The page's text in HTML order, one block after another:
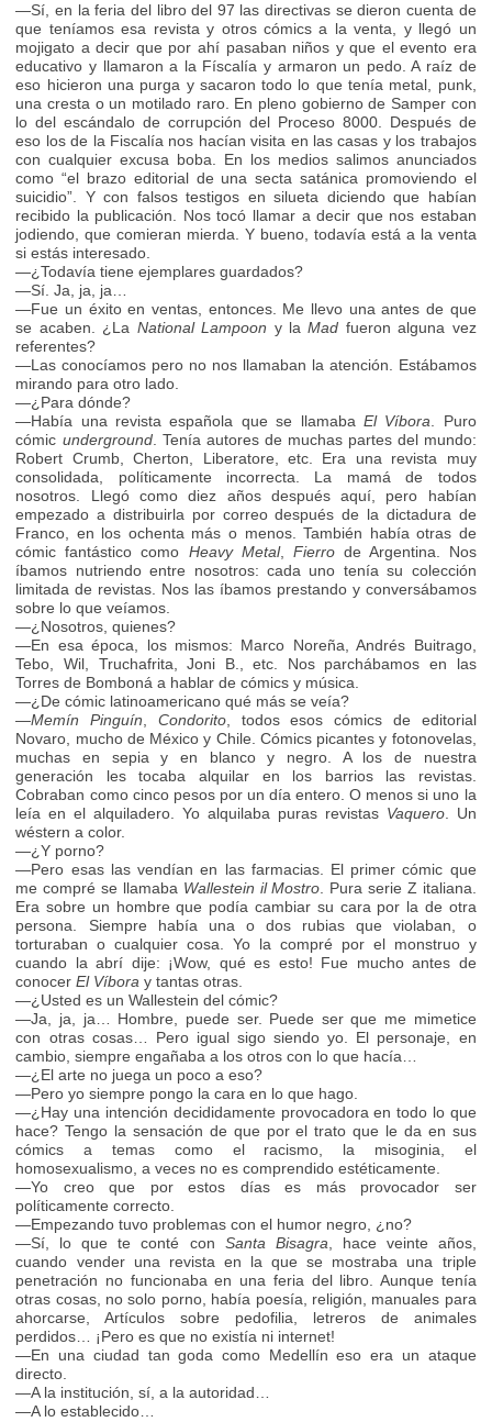
—Sí, en la feria del libro del 97 las directivas se dieron cuenta de
que teníamos esa revista y otros cómics a la venta, y llegó un
mojigato a decir que por ahí pasaban niños y que el evento era
educativo y llamaron a la Físcalía y armaron un pedo. A raíz de
eso hicieron una purga y sacaron todo lo que tenía metal, punk,
una cresta o un motilado raro. En pleno gobierno de Samper con
lo del escándalo de corrupción del Proceso 8000. Después de
eso los de la Fiscalía nos hacían visita en las casas y los trabajos
con cualquier excusa boba. En los medios salimos anunciados
como “el brazo editorial de una secta satánica promoviendo el
suicidio”. Y con falsos testigos en silueta diciendo que habían
recibido la publicación. Nos tocó llamar a decir que nos estaban
jodiendo, que comieran mierda. Y bueno, todavía está a la venta
si estás interesado.
—¿Todavía tiene ejemplares guardados?
—Sí. Ja, ja, ja…
—Fue un éxito en ventas, entonces. Me llevo una antes de que
se acaben. ¿La National Lampoon y laMad fueron alguna vez
referentes?
—Las conocíamos pero no nos llamaban la atención. Estábamos
mirando para otro lado.
—¿Para dónde?
—Había una revista española que se llamaba El Víbora. Puro
cómic underground. Tenía autores de muchas partes del mundo:
Robert Crumb, Cherton, Liberatore, etc. Era una revista muy
consolidada, políticamente incorrecta. La mamá de todos
nosotros. Llegó como diez años después aquí, pero habían
empezado a distribuirla por correo después de la dictadura de
Franco, en los ochenta más o menos. También había otras de
cómic fantástico como Heavy Metal, Fierrode Argentina. Nos
íbamos nutriendo entre nosotros: cada uno tenía su colección
limitada de revistas. Nos las íbamos prestando y conversábamos
sobre lo que veíamos.
—¿Nosotros, quienes?
—En esa época, los mismos: Marco Noreña, Andrés Buitrago,
Tebo, Wil, Truchafrita, Joni B., etc. Nos parchábamos en las
Torres de Bomboná a hablar de cómics y música.
—¿De cómic latinoamericano qué más se veía?
—Memín Pinguín, Condorito, todos esos cómics de editorial
Novaro, mucho de México y Chile. Cómics picantes y fotonovelas,
muchas en sepia y en blanco y negro. A los de nuestra
generación les tocaba alquilar en los barrios las revistas.
Cobraban como cinco pesos por un día entero. O menos si uno la
leía en el alquiladero. Yo alquilaba puras revistas Vaquero. Un
wéstern a color.
—¿Y porno?
—Pero esas las vendían en las farmacias. El primer cómic que
me compré se llamaba Wallestein il Mostro. Pura serie Z italiana.
Era sobre un hombre que podía cambiar su cara por la de otra
persona. Siempre había una o dos rubias que violaban, o
torturaban o cualquier cosa. Yo la compré por el monstruo y
cuando la abrí dije: ¡Wow, qué es esto! Fue mucho antes de
conocerEl Víbora y tantas otras.
—¿Usted es un Wallestein del cómic?
—Ja, ja, ja… Hombre, puede ser. Puede ser que me mimetice
con otras cosas… Pero igual sigo siendo yo. El personaje, en
cambio, siempre engañaba a los otros con lo que hacía…
—¿El arte no juega un poco a eso?
—Pero yo siempre pongo la cara en lo que hago.
—¿Hay una intención decididamente provocadora en todo lo que
hace? Tengo la sensación de que por el trato que le da en sus
cómics a temas como el racismo, la misoginia, el
homosexualismo, a veces no es comprendido estéticamente.
—Yo creo que por estos días es más provocador ser
políticamente correcto.
—Empezando tuvo problemas con el humor negro, ¿no?
—Sí, lo que te conté con Santa Bisagra, hace veinte años,
cuando vender una revista en la que se mostraba una triple
penetración no funcionaba en una feria del libro. Aunque tenía
otras cosas, no solo porno, había poesía, religión, manuales para
ahorcarse, Artículos sobre pedofilia, letreros de animales
perdidos… ¡Pero es que no existía ni internet!
—En una ciudad tan goda como Medellín eso era un ataque
directo.
—A la institución, sí, a la autoridad…
—A lo establecido…